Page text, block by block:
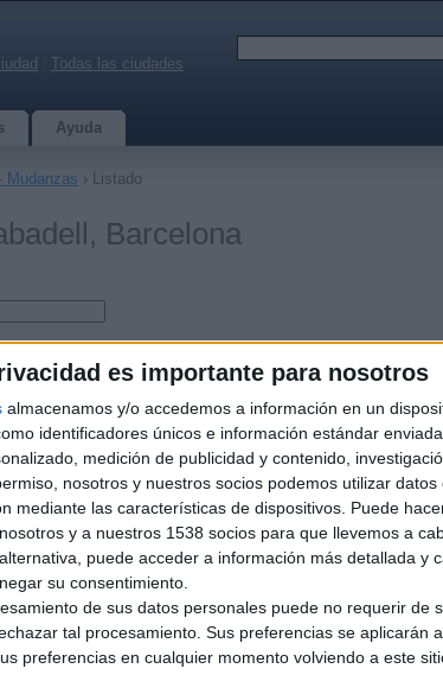
es importante para nosotros
almacenamos y/o accedemos a información en un
identificadores únicos e información estándar
medición de publicidad y contenido,
nosotros y nuestros socios podemos utilizar datos
mediante las características de dispositivos. Puede
y a nuestros 1538 socios para que llevemos a
puede acceder a información más detallada y
su consentimiento.
de sus datos personales puede no requerir de
tal procesamiento. Sus preferencias se aplicarán
preferencias en cualquier momento volviendo a este
Todas las ciudades
Ayuda
Mudanzas › Listado
Barcelona
y pequeñas .locales nacionales y internacionales…